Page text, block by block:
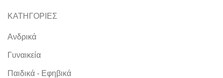
ΚΑΤΗΓΟΡΙΕΣ
Ανδρικά
Γυναικεία
Παιδικά - Εφηβικά